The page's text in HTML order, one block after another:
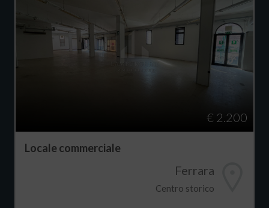
€ 2.200
Locale commerciale
Ferrara
Centro storico